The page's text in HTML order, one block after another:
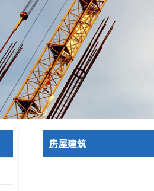
房屋建筑